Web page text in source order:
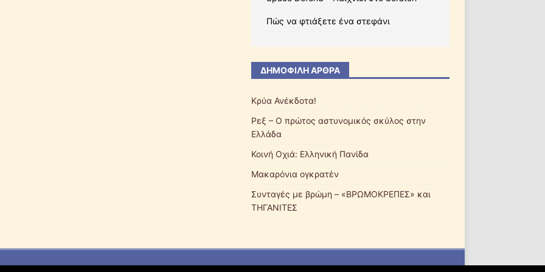
Πώς να φτιάξετε ένα στεφάνι
ΔΗΜΟΦΙΛΉ ΆΡΘΡΑ
Κρύα Ανέκδοτα!
Ρεξ – Ο πρώτος αστυνομικός σκύλος στην
Ελλάδα
Κοινή Οχιά: Ελληνική Πανίδα
Μακαρόνια ογκρατέν
Συνταγές με βρώμη – «ΒΡΩΜΟΚΡΕΠΕΣ» και
ΤΗΓΑΝΙΤΕΣ